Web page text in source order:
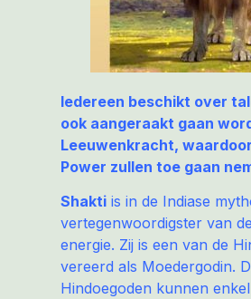
Iedereen beschikt over
ook aangeraakt gaan
Leeuwenkracht,
Power zullen toe gaan
Shaktiis in de Indiase
vertegenwoordigster van
energie. Zij is een van de
vereerd als Moedergodin.
Hindoegoden kunnen